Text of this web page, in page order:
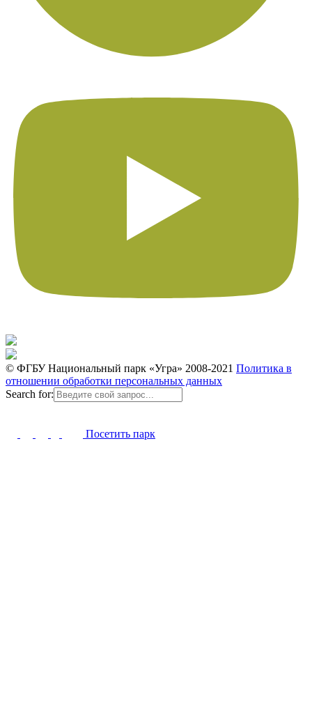
© ФГБУ Национальный парк «Угра» 2008-2021 Политика в
отношении обработки персональных данных
Search for:
Посетить парк